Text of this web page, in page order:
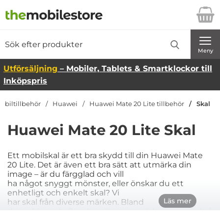
Startsidan för Danira Telecom AB
Meny
Utförsäljning – Mobiler, Tablets & Smartklockor till
Inköpspris
Huawei Huawei Mate 20 Lite tillbehör Skal
Huawei Mate 20 Lite Skal
Läs mer
Ett mobilskal är ett bra skydd till din Huawei Mate
20 Lite. Det är även ett bra sätt att utmärka din
image – är du färgglad och vill
ha något snyggt mönster, eller önskar du ett
enhetligt och enkelt skal? Vi
har skal från diverse märken. Bland
dessa hittar du flera luxuösa varumärken men också